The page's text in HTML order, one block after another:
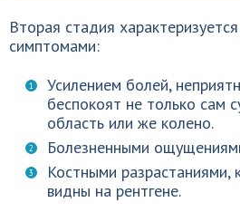
Вторая стадия
симптомами:
Усилением болей,
беспокоят не только сам
область или же колено.
Болезненными
Костными разрастаниями,
видны на рентгене.